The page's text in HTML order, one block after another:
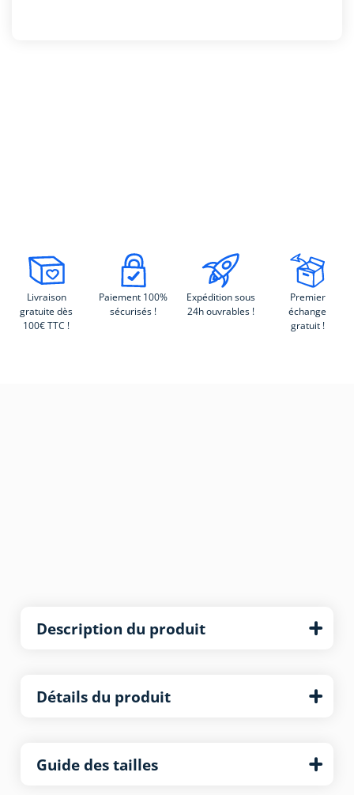
Livraison
gratuite dès
100€ TTC !
Paiement 100%
sécurisés !
Expédition sous
24h ouvrables !
Premier
échange
gratuit !
Description du produit
Détails du produit
Guide des tailles